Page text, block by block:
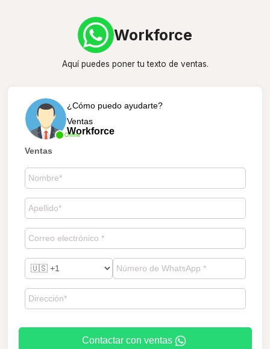
Workforce
Aquí puedes poner tu texto de ventas.
Online
¿Cómo puedo ayudarte?
Ventas
Workforce
Ventas
Contactar con ventas